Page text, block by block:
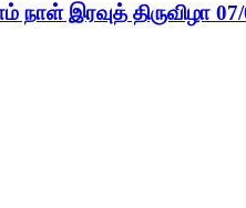
இரவுத் திருவிழா 07/